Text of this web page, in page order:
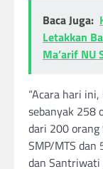
Baca Juga:
Letakkan
Ma’arif NU
“Acara hari
sebanyak 258
dari 200
SMP/MTS
dan Santriwati